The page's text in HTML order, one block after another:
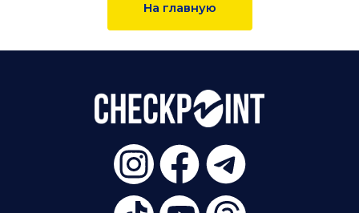
На главную